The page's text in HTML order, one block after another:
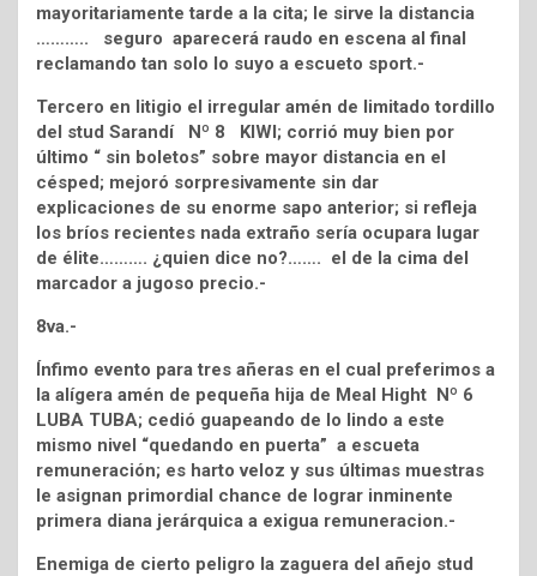
mayoritariamente tarde a la cita; le sirve la distancia
……….. seguro aparecerá raudo en escena al final
reclamando tan solo lo suyo a escueto sport.-
Tercero en litigio el irregular amén de limitado tordillo
del stud Sarandí Nº 8 KIWI; corrió muy bien por
último “ sin boletos” sobre mayor distancia en el
césped; mejoró sorpresivamente sin dar
explicaciones de su enorme sapo anterior; si refleja
los bríos recientes nada extraño sería ocupara lugar
de élite………. ¿quien dice no?……. el de la cima del
marcador a jugoso precio.-
8va.-
Ínfimo evento para tres añeras en el cual preferimos a
la alígera amén de pequeña hija de Meal Hight Nº 6
LUBA TUBA; cedió guapeando de lo lindo a este
mismo nivel “quedando en puerta” a escueta
remuneración; es harto veloz y sus últimas muestras
le asignan primordial chance de lograr inminente
primera diana jerárquica a exigua remuneracion.-
Enemiga de cierto peligro la zaguera del añejo stud